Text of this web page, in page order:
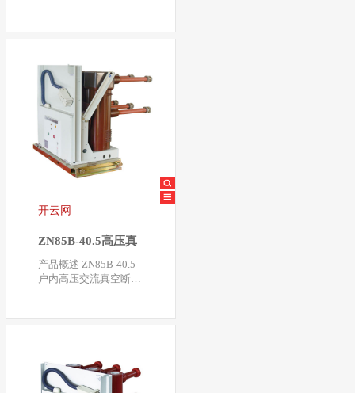
开云网
ZN85B-40.5高压真
产品概述 ZN85B-40.5
户内高压交流真空断路
内…